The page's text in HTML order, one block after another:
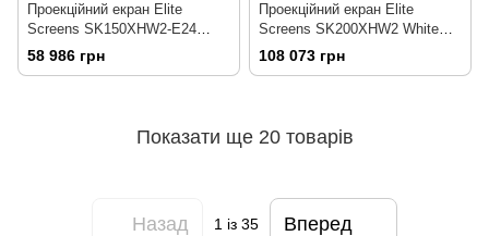
Проекційний екран Elite
Screens SK150XHW2-E24
White (150", 16:9, 332х187 см)
58 986 грн
Проекційний екран Elite
Screens SK200XHW2 White
(200", 16:9, 442,8х249,1 см)
108 073 грн
Показати ще 20 товарів
Назад 1 із 35 Вперед